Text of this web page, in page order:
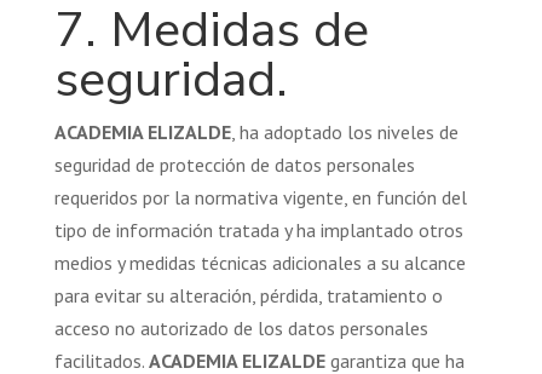
7. Medidas de
seguridad.
ACADEMIA ELIZALDE, ha adoptado los niveles de
seguridad de protección de datos personales
requeridos por la normativa vigente, en función del
tipo de información tratada y ha implantado otros
medios y medidas técnicas adicionales a su alcance
para evitar su alteración, pérdida, tratamiento o
acceso no autorizado de los datos personales
facilitados. ACADEMIA ELIZALDE garantiza que ha